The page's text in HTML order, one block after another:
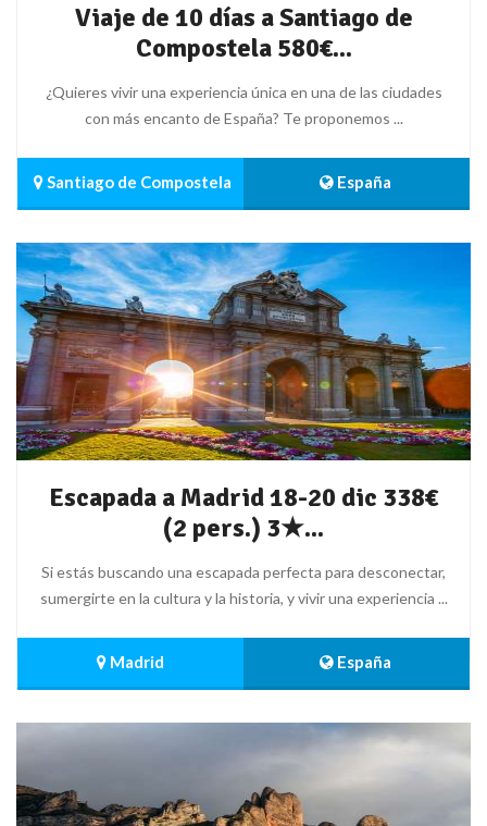
Viaje de 10 días a Santiago de
Compostela 580€...
¿Quieres vivir una experiencia única en una de las ciudades
con más encanto de España? Te proponemos ...
Santiago de Compostela España
Escapada a Madrid 18-20 dic 338€
(2 pers.) 3★...
Si estás buscando una escapada perfecta para desconectar,
sumergirte en la cultura y la historia, y vivir una experiencia ...
Madrid España